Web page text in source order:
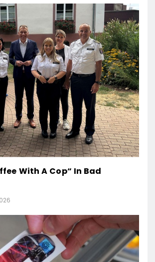
With A Cop“ In Bad